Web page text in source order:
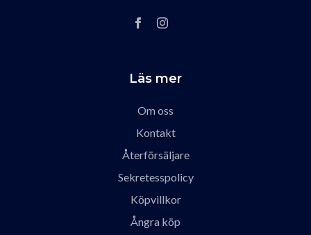
Läs mer
Om oss
Kontakt
Återförsäljare
Sekretesspolicy
Köpvillkor
Ångra köp